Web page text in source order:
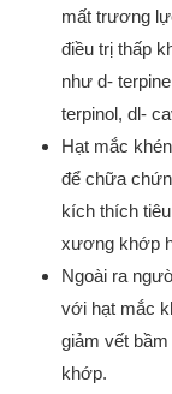
mất trương
điều trị thấp
như d-
terpinol, dl-
Hạt mắc
để chữa
kích thích
xương khớp
Ngoài ra
với hạt mắc
giảm vết
khớp.